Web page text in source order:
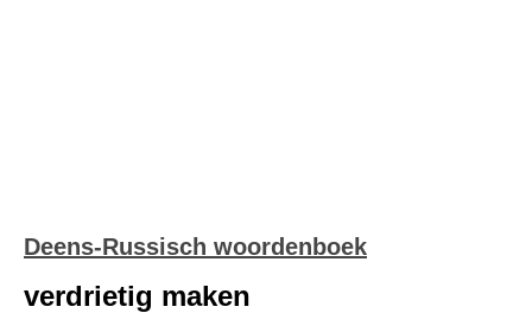
Deens-Russisch woordenboek
verdrietig maken